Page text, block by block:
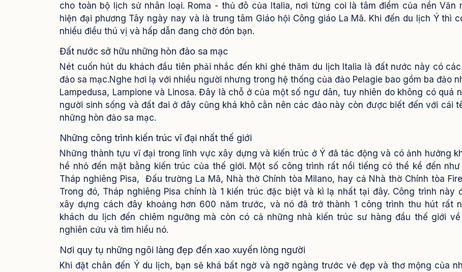
cho toàn bộ lịch sử nhân loại. Roma - thủ đô của Italia, nơi từng coi là tâm điểm của nền Văn
hiện đại phương Tây ngày nay và là trung tâm Giáo hội Công giáo La Mã. Khi đến du lịch Ý thì
nhiều điều thú vị và hấp dẫn đang chờ đón bạn.
Đất nước sở hữu những hòn đảo sa mạc
Nét cuốn hút du khách đầu tiên phải nhắc đến khi ghé thăm du lịch Italia là đất nước này có
đảo sa mạc.Nghe hơi lạ với nhiều người nhưng trong hệ thống của đảo Pelagie bao gồm ba đảo
Lampedusa, Lampione và Linosa. Đây là chỗ ở của một số ngư dân, tuy nhiên do không có quá
người sinh sống và đất đai ở đây cũng khá khô cằn nên các đảo này còn được biết đến với cái
những hòn đảo sa mạc.
Những công trình kiến trúc vĩ đại nhất thế giới
Những thành tựu vĩ đại trong lĩnh vực xây dựng và kiến trúc ở Ý đã tác động và có ảnh hưởng
hề nhỏ đến mặt bằng kiến trúc của thế giới. Một số công trình rất nổi tiếng có thể kể đến
Tháp nghiêng Pisa, Đấu trường La Mã, Nhà thờ Chính tòa Milano, hay cả Nhà thờ Chính tòa
Trong đó, Tháp nghiêng Pisa chính là 1 kiến trúc đặc biệt và kì lạ nhất tại đây. Công trình này
xây dựng cách đây khoảng hơn 600 năm trước, và nó đã trở thành 1 công trình thu hút rất
khách du lịch đến chiêm ngưỡng mà còn có cả những nhà kiến trúc sư hàng đầu thế giới
nghiên cứu và tìm hiểu nó.
Nơi quy tụ những ngôi làng đẹp đến xao xuyến lòng người
Khi đặt chân đến Ý du lịch, bạn sẽ khá bất ngờ và ngỡ ngàng trước vẻ đẹp và thơ mộng của